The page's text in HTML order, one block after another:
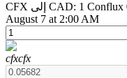
العقود الآجلة USDT
CFX إلى CAD: 1 Conflux يتحول إلى $0.05682 CAD اعتباراً من
August 7 at 2:00 AM
cfxcfx